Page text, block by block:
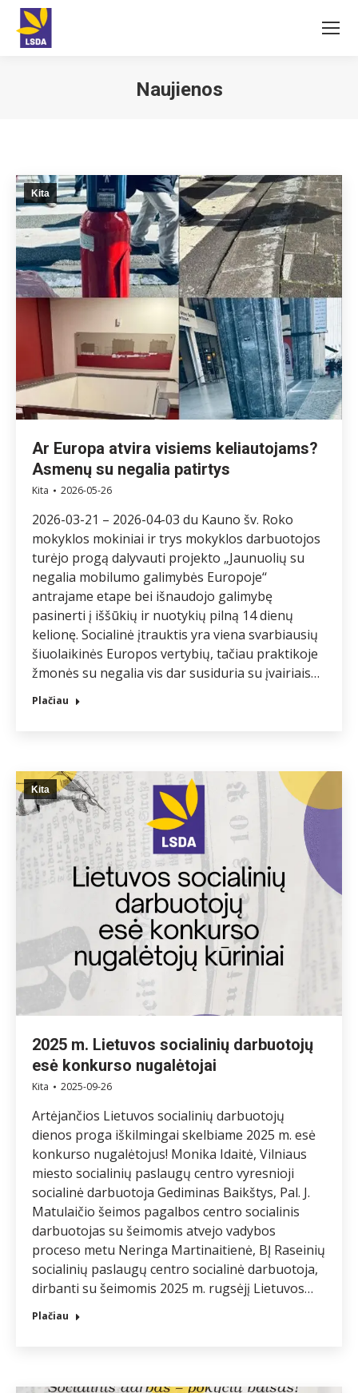
Naujienos
Kita
Ar Europa atvira visiems keliautojams?
Asmenų su negalia patirtys
Kita 2026-05-26
2026-03-21 – 2026-04-03 du Kauno šv. Roko
mokyklos mokiniai ir trys mokyklos darbuotojos
turėjo progą dalyvauti projekto „Jaunuolių su
negalia mobilumo galimybės Europoje‘‘
antrajame etape bei išnaudojo galimybę
pasinerti į iššūkių ir nuotykių pilną 14 dienų
kelionę. Socialinė įtrauktis yra viena svarbiausių
šiuolaikinės Europos vertybių, tačiau praktikoje
žmonės su negalia vis dar susiduria su įvairiais…
Plačiau
Kita
2025 m. Lietuvos socialinių darbuotojų
esė konkurso nugalėtojai
Kita 2025-09-26
Artėjančios Lietuvos socialinių darbuotojų
dienos proga iškilmingai skelbiame 2025 m. esė
konkurso nugalėtojus! Monika Idaitė, Vilniaus
miesto socialinių paslaugų centro vyresnioji
socialinė darbuotoja Gediminas Baikštys, Pal. J.
Matulaičio šeimos pagalbos centro socialinis
darbuotojas su šeimomis atvejo vadybos
proceso metu Neringa Martinaitienė, BĮ Raseinių
socialinių paslaugų centro socialinė darbuotoja,
dirbanti su šeimomis 2025 m. rugsėjį Lietuvos…
Plačiau